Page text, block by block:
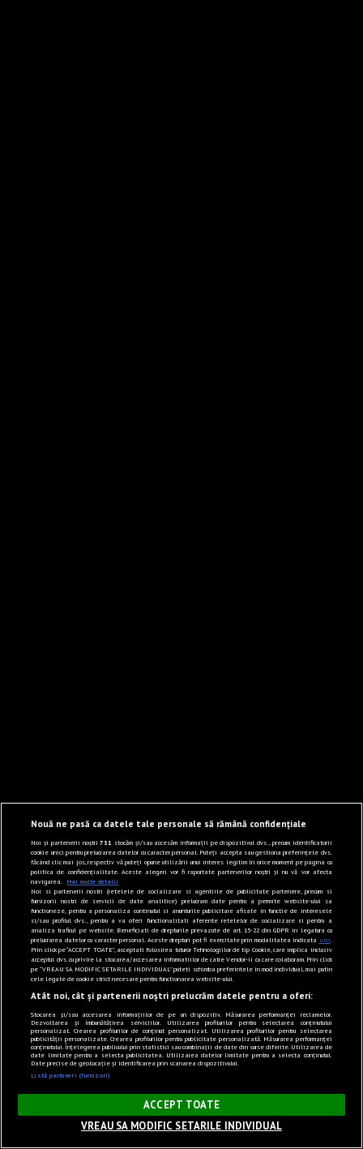
×
Nouă ne pasă ca datele tale personale să rămână confidențiale
Noi și partenerii noștri731 stocăm și/sau accesăm informații pe dispozitivul dvs., precum identificatorii
cookie unici pentru prelucrarea datelor cu caracter personal. Puteți accepta sau gestiona preferințele dvs.
făcând clic mai jos, respectiv vă puteți opune utilizării unui interes legitim în orice moment pe pagina cu
politica de confidențialitate. Aceste alegeri vor fi raportate partenerilor noștri și nu vă vor afecta
navigarea. Mai multe detalii
Noi si partenerii nostri (retelele de socializare si agentiile de publicitate partenere, precum si
furnizorii nostri de servicii de date analitice) prelucram date pentru a permite website-ului sa
functioneze, pentru a personaliza continutul si anunturile publicitare afisate in functie de interesele
si/sau profilul dvs., pentru a va oferi functionalitati aferente retelelor de socializare si pentru a
analiza traficul pe website. Beneficiati de drepturile prevazute de art. 15-22 din GDPR in legatura cu
prelucrarea datelor cu caracter personal. Aceste drepturi pot fi exercitate prin modalitatea indicata aici.
Prin click pe “ACCEPT TOATE”, acceptati folosirea tuturor Tehnologiilor de tip Cookie, care implica inclusiv
acceptul dvs. cu privire la stocarea/accesarea informatiilor de catre Vendor-ii cu care colaboram. Prin click
pe “VREAU SA MODIFIC SETARILE INDIVIDUAL” puteti schimba preferintele in mod individual, mai putin
cele legate de cookie strict necesare pentru functionarea website-ului.
Atât noi, cât și partenerii noștri prelucrăm datele pentru a oferi:
Stocarea și/sau accesarea informațiilor de pe un dispozitiv. Măsurarea performanței reclamelor.
Dezvoltarea și îmbunătățirea serviciilor. Utilizarea profilurilor pentru selectarea conținutului
personalizat. Crearea profilurilor de conținut personalizat. Utilizarea profilurilor pentru selectarea
publicității personalizate. Crearea profilurilor pentru publicitate personalizată. Măsurarea performanței
conținutului. Înțelegerea publicului prin statistici sau combinații de date din surse diferite. Utilizarea de
date limitate pentru a selecta publicitatea. Utilizarea datelor limitate pentru a selecta conținutul.
Date precise de geolocație și identificarea prin scanarea dispozitivului.
Listă parteneri (furnizori)
ACCEPT TOATE
VREAU SA MODIFIC SETARILE INDIVIDUAL